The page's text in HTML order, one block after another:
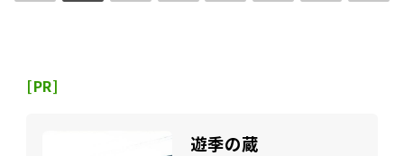
[PR]
遊季の蔵